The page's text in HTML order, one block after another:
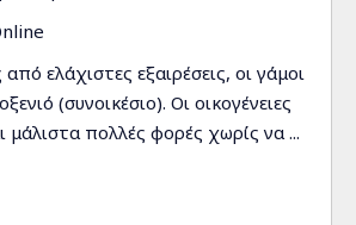
ελάχιστες εξαιρέσεις, οι γάμοι
(συνοικέσιο). Οι οικογένειες
μάλιστα πολλές φορές χωρίς να ...